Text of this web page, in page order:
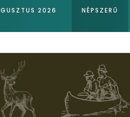
2026 NÉPSZERŰ